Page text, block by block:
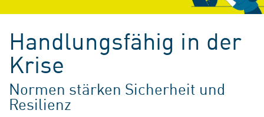
Handlungsfähig in der
Krise
Normen stärken Sicherheit und
Resilienz